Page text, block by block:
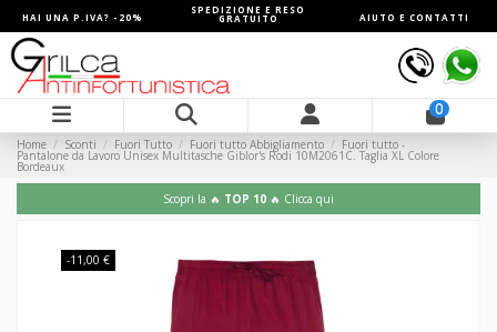
HAI UNA P.IVA? -20%
SPEDIZIONE E RESO
GRATUITO AIUTO E CONTATTI
0
Home Sconti Fuori Tutto Fuori tutto Abbigliamento Fuori tutto -
Pantalone da Lavoro Unisex Multitasche Giblor's Rodi 10M2061C. Taglia XL Colore
Bordeaux
Scopri la 🔥 TOP 10 🔥 Clicca qui
-11,00 €